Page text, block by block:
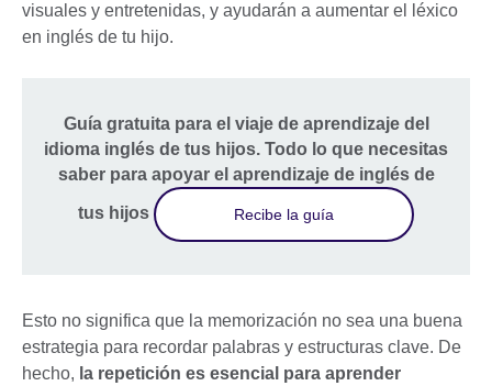
visuales y entretenidas, y ayudarán a aumentar el léxico
en inglés de tu hijo.
Guía gratuita para el viaje de aprendizaje del
idioma inglés de tus hijos. Todo lo que necesitas
saber para apoyar el aprendizaje de inglés de
tus hijos Recibe la guía
Esto no significa que la memorización no sea una buena
estrategia para recordar palabras y estructuras clave. De
hecho, la repetición es esencial para aprender